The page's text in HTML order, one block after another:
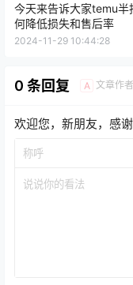
今天来告诉大家temu半
何降低损失和售后率
2024-11-29 10:44:28
0 条回复 A 文章作者
欢迎您，新朋友，感谢